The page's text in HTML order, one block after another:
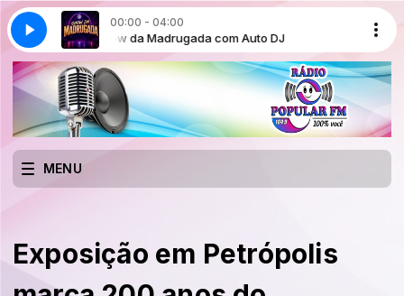
00:00 - 04:00
Show da Madrugada com Auto DJ
MENU
Exposição em Petrópolis